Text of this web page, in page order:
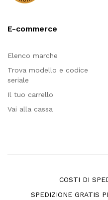
E-commerce
Elenco marche
Trova modello e codice
seriale
Il tuo carrello
Vai alla cassa
COSTI DI
SPEDIZIONE GRATIS